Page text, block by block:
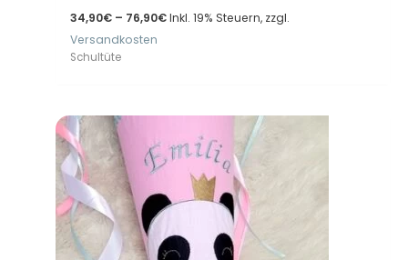
34,90€ – 76,90€Preisspanne:
Inkl. 19% Steuern, zzgl.
Versandkosten
Schultüte